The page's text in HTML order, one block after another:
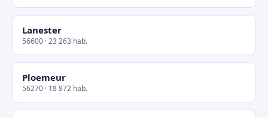
Lanester
56600 · 23 263 hab.
Ploemeur
56270 · 18 872 hab.